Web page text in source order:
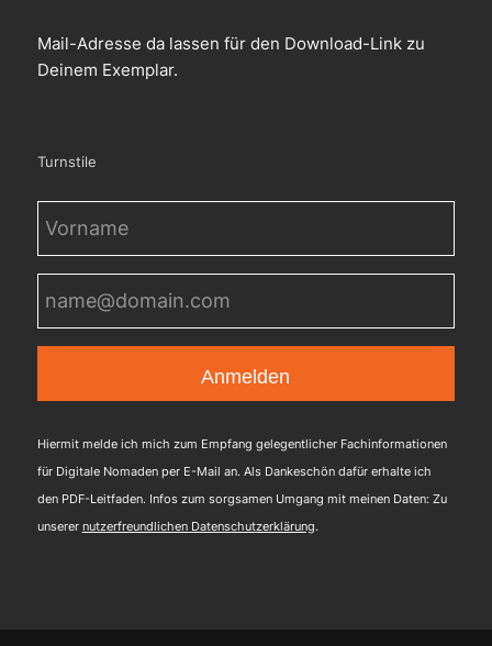
Mail-Adresse da lassen für den Download-Link zu
Deinem Exemplar.
Turnstile
(erforderlich)
Mail
Hiermit melde ich mich zum Empfang gelegentlicher Fachinformationen
für Digitale Nomaden per E-Mail an. Als Dankeschön dafür erhalte ich
den PDF-Leitfaden. Infos zum sorgsamen Umgang mit meinen Daten: Zu
unserer nutzerfreundlichen Datenschutzerklärung.